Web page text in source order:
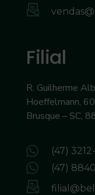
o
g
a
p
a
Filial
R. Guilherme
Hoeffelmann, 60
Brusque – SC,
(47)
(47)